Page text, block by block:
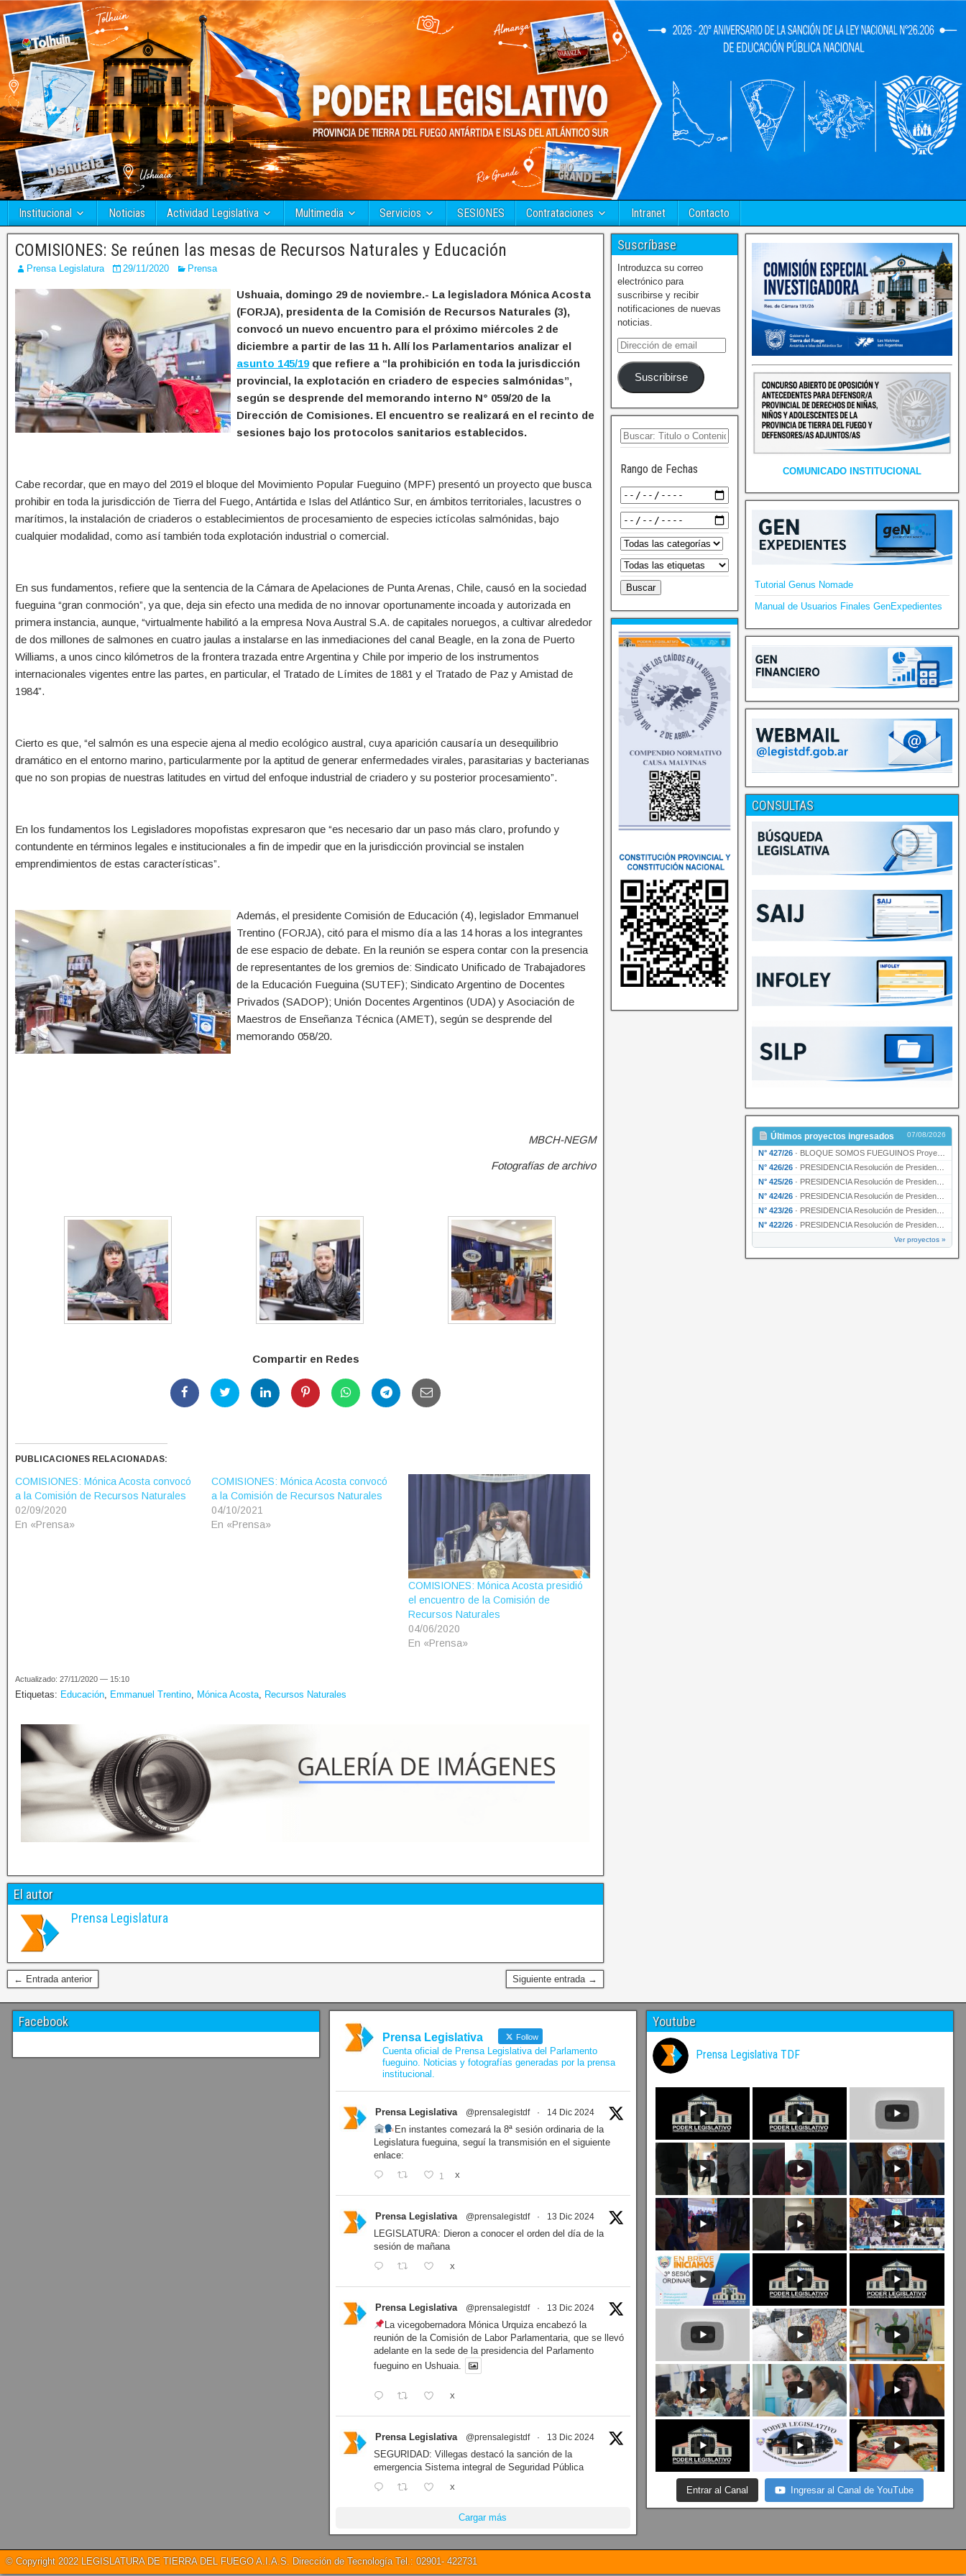
Institucional Noticias Actividad Legislativa Multimedia Servicios SESIONES Contrataciones Intranet Contacto
COMISIONES: Se reúnen las mesas de Recursos Naturales y Educación
Prensa Legislatura 29/11/2020 Prensa
Ushuaia, domingo 29 de noviembre.- La legisladora Mónica Acosta
(FORJA), presidenta de la Comisión de Recursos Naturales (3),
convocó un nuevo encuentro para el próximo miércoles 2 de
diciembre a partir de las 11 h. Allí los Parlamentarios analizar el
asunto 145/19que refiere a “la prohibición en toda la jurisdicción
provincial, la explotación en criadero de especies salmónidas”,
según se desprende del memorando interno N° 059/20 de la
Dirección de Comisiones. El encuentro se realizará en el recinto de
sesiones bajo los protocolos sanitarios establecidos.
Cabe recordar, que en mayo del 2019 el bloque del Movimiento Popular Fueguino (MPF) presentó un proyecto que busca
prohibir en toda la jurisdicción de Tierra del Fuego, Antártida e Islas del Atlántico Sur, en ámbitos territoriales, lacustres o
marítimos, la instalación de criaderos o establecimientos de procesamiento de especies ictícolas salmónidas, bajo
cualquier modalidad, como así también toda explotación industrial o comercial.
En sus fundamentos, refiere que la sentencia de la Cámara de Apelaciones de Punta Arenas, Chile, causó en la sociedad
fueguina “gran conmoción”, ya que, deja sin efecto una medida de no innovar oportunamente incoada y autorizada en
primera instancia, aunque, “virtualmente habilitó a la empresa Nova Austral S.A. de capitales noruegos, a cultivar alrededor
de dos millones de salmones en cuatro jaulas a instalarse en las inmediaciones del canal Beagle, en la zona de Puerto
Williams, a unos cinco kilómetros de la frontera trazada entre Argentina y Chile por imperio de los instrumentos
internacionales vigentes entre las partes, en particular, el Tratado de Límites de 1881 y el Tratado de Paz y Amistad de
1984”.
Cierto es que, “el salmón es una especie ajena al medio ecológico austral, cuya aparición causaría un desequilibrio
dramático en el entorno marino, particularmente por la aptitud de generar enfermedades virales, parasitarias y bacterianas
que no son propias de nuestras latitudes en virtud del enfoque industrial de criadero y su posterior procesamiento”.
En los fundamentos los Legisladores mopofistas expresaron que “es necesario dar un paso más claro, profundo y
contundente en términos legales e institucionales a fin de impedir que en la jurisdicción provincial se instalen
emprendimientos de estas características”.
Además, el presidente Comisión de Educación (4), legislador Emmanuel
Trentino (FORJA), citó para el mismo día a las 14 horas a los integrantes
de ese espacio de debate. En la reunión se espera contar con la presencia
de representantes de los gremios de: Sindicato Unificado de Trabajadores
de la Educación Fueguina (SUTEF); Sindicato Argentino de Docentes
Privados (SADOP); Unión Docentes Argentinos (UDA) y Asociación de
Maestros de Enseñanza Técnica (AMET), según se desprende del
memorando 058/20.
MBCH-NEGM
Fotografías de archivo
Compartir en Redes
PUBLICACIONES RELACIONADAS:
COMISIONES: Mónica Acosta convocó
a la Comisión de Recursos Naturales
02/09/2020
En «Prensa»
COMISIONES: Mónica Acosta convocó
a la Comisión de Recursos Naturales
04/10/2021
En «Prensa»
COMISIONES: Mónica Acosta presidió
el encuentro de la Comisión de
Recursos Naturales
04/06/2020
En «Prensa»
Actualizado: 27/11/2020 — 15:10
Etiquetas: Educación, Emmanuel Trentino, Mónica Acosta, Recursos Naturales
El autor
Prensa Legislatura
← Entrada anterior Siguiente entrada →
Suscríbase
Introduzca su correo
electrónico para
suscribirse y recibir
notificaciones de nuevas
noticias.
Suscribirse
Rango de Fechas COMUNICADO INSTITUCIONAL
Tutorial Genus Nomade
Manual de Usuarios Finales GenExpedientes
CONSULTAS
Últimos proyectos ingresados 07/08/2026
N° 427/26 · BLOQUE SOMOS FUEGUINOS Proyecto de Declaración declarando de interés provincial PRESIDENCI…
N° 426/26 · PRESIDENCIA Resolución de Presidencia N° 216/26 declarando de interés provincial la labor …
N° 425/26 · PRESIDENCIA Resolución de Presidencia N° 212/26 declarando de interés provincial el “50° A…
N° 424/26 · PRESIDENCIA Resolución de Presidencia Nº 210/26 declarando de interés provincial el proyec…
N° 423/26 · PRESIDENCIA Resolución de Presidencia Nº 209/26 declarando de interés provincial la presen…
N° 422/26 · PRESIDENCIA Resolución de Presidencia N° 200/26 para su ratificación.
Ver proyectos »
Facebook
Prensa Legislativa Follow
Cuenta oficial de Prensa Legislativa del Parlamento
fueguino. Noticias y fotografías generadas por la prensa
institucional.
Prensa Legislativa @prensalegistdf · 14 Dic 2024
En instantes comezará la 8ª sesión ordinaria de la
Legislatura fueguina, seguí la transmisión en el siguiente
enlace:
1 X
Prensa Legislativa @prensalegistdf · 13 Dic 2024
LEGISLATURA: Dieron a conocer el orden del día de la
sesión de mañana
X
Prensa Legislativa @prensalegistdf · 13 Dic 2024
La vicegobernadora Mónica Urquiza encabezó la
reunión de la Comisión de Labor Parlamentaria, que se llevó
adelante en la sede de la presidencia del Parlamento
fueguino en Ushuaia.
X
Prensa Legislativa @prensalegistdf · 13 Dic 2024
SEGURIDAD: Villegas destacó la sanción de la
emergencia Sistema integral de Seguridad Pública
X
Cargar más
Youtube
Prensa Legislativa TDF
Entrar al Canal Ingresar al Canal de YouTube
© Copyright 2022 LEGISLATURA DE TIERRA DEL FUEGO A.I.A.S. Dirección de Tecnología Tel.: 02901- 422731